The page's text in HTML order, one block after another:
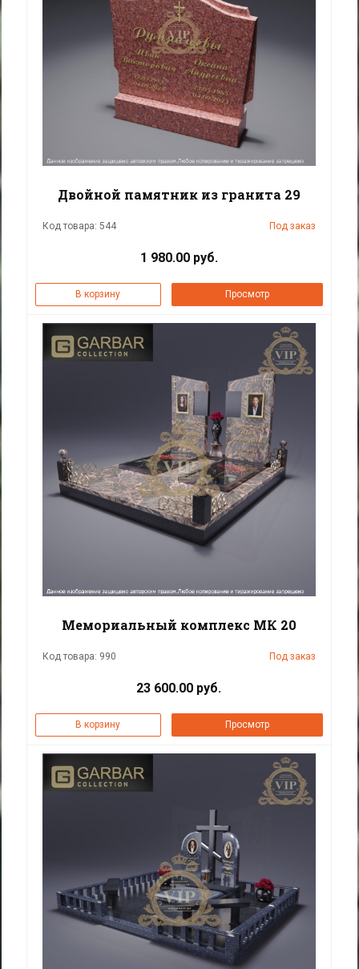
Двойной памятник из гранита 29
Код товара: 544 Под заказ
1 980.00 руб.
В корзину Просмотр
Мемориальный комплекс МК 20
Код товара: 990 Под заказ
23 600.00 руб.
В корзину Просмотр